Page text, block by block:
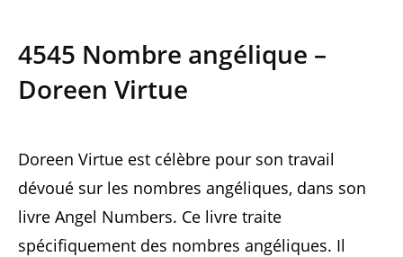
4545 Nombre angélique –
Doreen Virtue
Doreen Virtue est célèbre pour son travail
dévoué sur les nombres angéliques, dans son
livre Angel Numbers. Ce livre traite
spécifiquement des nombres angéliques. Il